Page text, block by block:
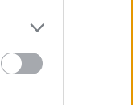
Nέα αποκάλυψη για την
Σοφίας
ήρθε στο φως της